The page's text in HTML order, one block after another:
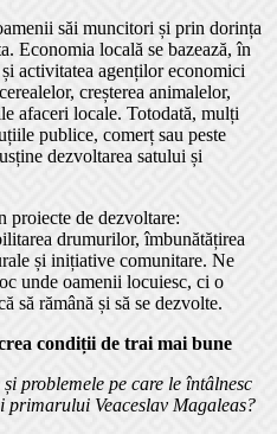
săi muncitori și prin dorința
Economia locală se bazează, în
activitatea agenților economici
creșterea animalelor,
afaceri locale. Totodată, mulți
publice, comerț sau peste
dezvoltarea satului și
proiecte de dezvoltare:
drumurilor, îmbunătățirea
și inițiative comunitare. Ne
unde oamenii locuiesc, ci o
să rămână și să se dezvolte.
condiții de trai mai bune
problemele pe care le întâlnesc
primarului Veaceslav Magaleas?